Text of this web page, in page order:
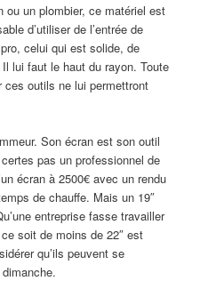
ou un plombier, ce matériel est
d’utiliser de l’entrée de
celui qui est solide, de
lui faut le haut du rayon. Toute
ces outils ne lui permettront
Son écran est son outil
pas un professionnel de
écran à 2500€ avec un rendu
de chauffe. Mais un 19″
entreprise fasse travailler
soit de moins de 22″ est
qu’ils peuvent se